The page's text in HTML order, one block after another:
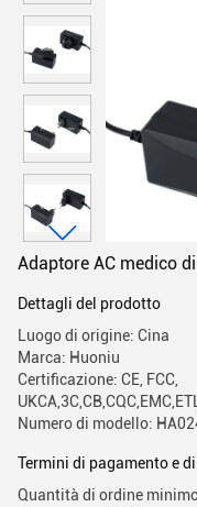
Adaptore AC medico
Dettagli del prodotto
Luogo di origine: Cina
Marca: Huoniu
Certificazione: CE, FCC,
Numero di modello:
Termini di pagamento e
Quantità di ordine